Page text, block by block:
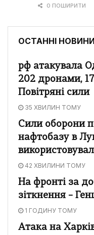
0 ПОШИРИТИ
ОСТАННІ НОВИНИ
рф атакувала
202 дронами,
Повітряні сили
35 ХВИЛИН ТОМУ
Сили оборони
нафтобазу в
42 ХВИЛИНИ ТОМУ
На фронті за
зіткнення –
1 ГОДИНУ ТОМУ
Атака на